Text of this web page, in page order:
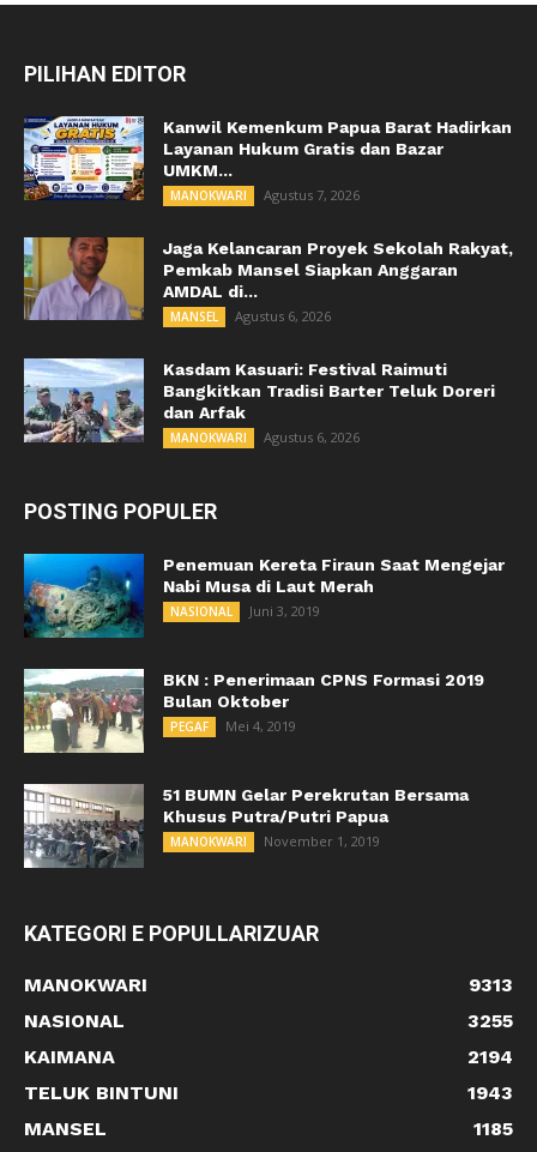
PILIHAN EDITOR
Kanwil Kemenkum Papua Barat Hadirkan
Layanan Hukum Gratis dan Bazar
UMKM...
MANOKWARI Agustus 7, 2026
Jaga Kelancaran Proyek Sekolah Rakyat,
Pemkab Mansel Siapkan Anggaran
AMDAL di...
MANSEL Agustus 6, 2026
Kasdam Kasuari: Festival Raimuti
Bangkitkan Tradisi Barter Teluk Doreri
dan Arfak
MANOKWARI Agustus 6, 2026
POSTING POPULER
Penemuan Kereta Firaun Saat Mengejar
Nabi Musa di Laut Merah
NASIONAL Juni 3, 2019
BKN : Penerimaan CPNS Formasi 2019
Bulan Oktober
PEGAF Mei 4, 2019
51 BUMN Gelar Perekrutan Bersama
Khusus Putra/Putri Papua
MANOKWARI November 1, 2019
KATEGORI E POPULLARIZUAR
MANOKWARI
9313
NASIONAL
3255
KAIMANA
2194
TELUK BINTUNI
1943
MANSEL
1185